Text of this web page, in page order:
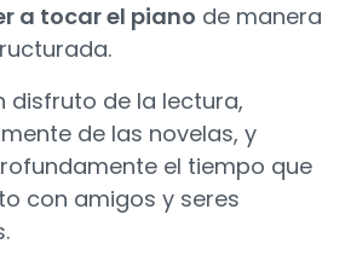
a tocar el piano de manera
disfruto de la lectura,
de las novelas, y
el tiempo que
con amigos y seres